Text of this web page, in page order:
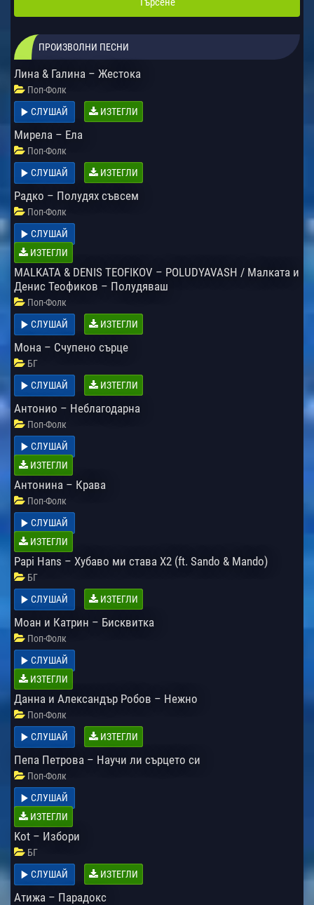
ПРОИЗВОЛНИ ПЕСНИ
Лина & Галина – Жестока
Поп-Фолк
СЛУШАЙ
ИЗТЕГЛИ
Мирела – Ела
Поп-Фолк
СЛУШАЙ
ИЗТЕГЛИ
Радко – Полудях съвсем
Поп-Фолк
СЛУШАЙ
ИЗТЕГЛИ
MALKATA & DENIS TEOFIKOV – POLUDYAVASH / Малката и
Денис Теофиков – Полудяваш
Поп-Фолк
СЛУШАЙ
ИЗТЕГЛИ
Мона – Счупено сърце
БГ
СЛУШАЙ
ИЗТЕГЛИ
Антонио – Неблагодарна
Поп-Фолк
СЛУШАЙ
ИЗТЕГЛИ
Антонина – Крава
Поп-Фолк
СЛУШАЙ
ИЗТЕГЛИ
Papi Hans – Хубаво ми става Х2 (ft. Sando & Mando)
БГ
СЛУШАЙ
ИЗТЕГЛИ
Моан и Катрин – Бисквитка
Поп-Фолк
СЛУШАЙ
ИЗТЕГЛИ
Данна и Александър Робов – Нежно
Поп-Фолк
СЛУШАЙ
ИЗТЕГЛИ
Пепа Петрова – Научи ли сърцето си
Поп-Фолк
СЛУШАЙ
ИЗТЕГЛИ
Kot – Избори
БГ
СЛУШАЙ
ИЗТЕГЛИ
Атижа – Парадокс